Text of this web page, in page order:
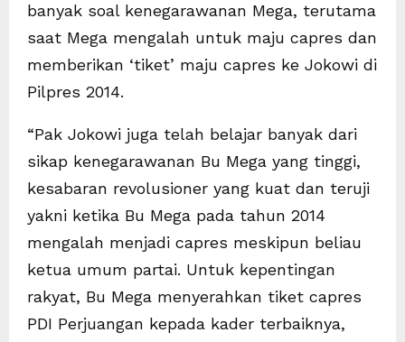
banyak soal kenegarawanan Mega, terutama
saat Mega mengalah untuk maju capres dan
memberikan ‘tiket’ maju capres ke Jokowi di
Pilpres 2014.
“Pak Jokowi juga telah belajar banyak dari
sikap kenegarawanan Bu Mega yang tinggi,
kesabaran revolusioner yang kuat dan teruji
yakni ketika Bu Mega pada tahun 2014
mengalah menjadi capres meskipun beliau
ketua umum partai. Untuk kepentingan
rakyat, Bu Mega menyerahkan tiket capres
PDI Perjuangan kepada kader terbaiknya,